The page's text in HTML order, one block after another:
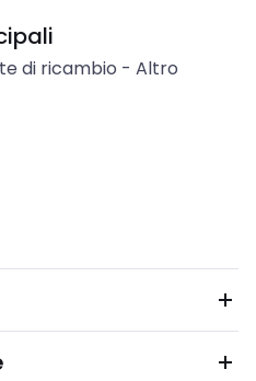
di ricambio - Altro